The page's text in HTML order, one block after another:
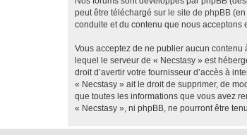
peut être téléchargé sur le site de phpBB (en
conduite et du contenu que nous acceptons
Vous acceptez de ne publier aucun
lequel le serveur de « Necstasy » est
droit d’avertir votre fournisseur d’accès à
« Necstasy » ait le droit de supprimer, de
que toutes les informations que vous avez
« Necstasy », ni phpBB, ne pourront être